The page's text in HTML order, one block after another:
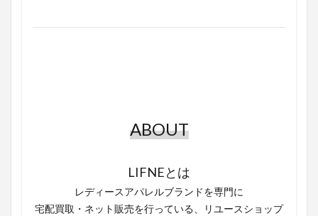
ABOUT
LIFNEとは
レディースアパレルブランドを専門に
宅配買取・ネット販売を行っている、リユースショップ